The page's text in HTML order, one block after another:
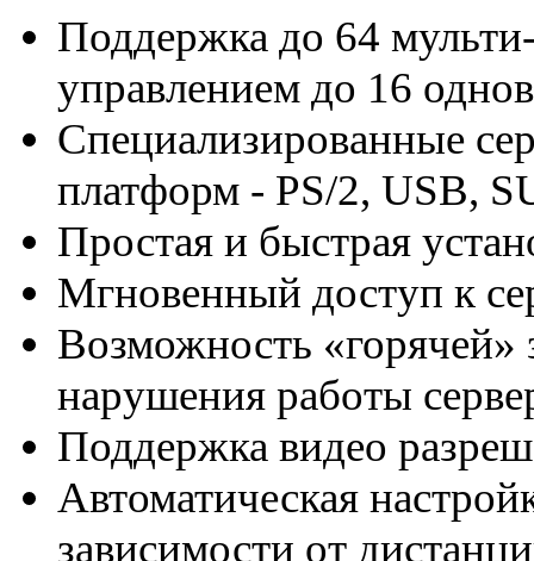
Поддержка до 64
управлением до 16
Специализированные
платформ - PS/2, USB,
Простая и быстрая
Мгновенный доступ к
Возможность «горячей»
нарушения работы
Поддержка видео
Автоматическая
зависимости от